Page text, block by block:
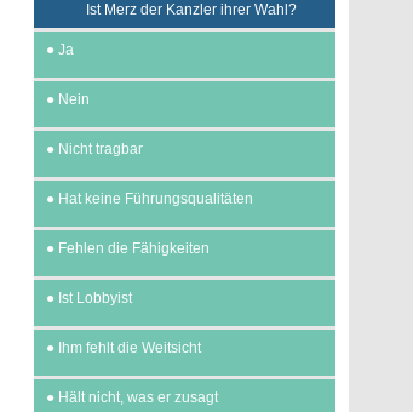
Ist Merz der Kanzler ihrer Wahl?
● Ja
● Nein
● Nicht tragbar
● Hat keine Führungsqualitäten
● Fehlen die Fähigkeiten
● Ist Lobbyist
● Ihm fehlt die Weitsicht
● Hält nicht, was er zusagt